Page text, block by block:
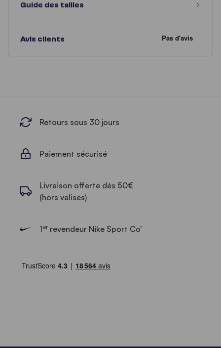
Guide des tailles
Avis clients
Retours sous 30 jours
Paiement sécurisé
Livraison offerte dès 50€
(hors valises)
1errevendeur Nike Sport Co’